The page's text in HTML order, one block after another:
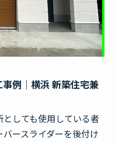
合せ
例｜横浜 新築住宅兼
しても使用している者
ースライダーを後付け